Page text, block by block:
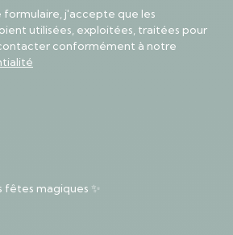
formulaire, j'accepte que les
utilisées, exploitées, traitées pour
conformément à notre
fêtes magiques ✨